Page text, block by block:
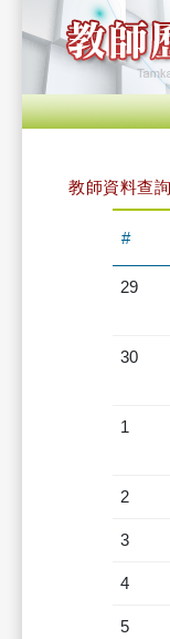
教師資料查
#
29
30
1
2
3
4
5